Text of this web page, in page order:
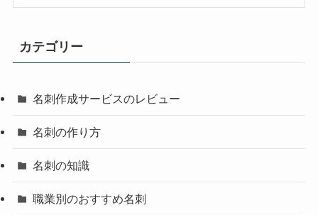
カテゴリー
名刺作成サービスのレビュー
名刺の作り方
名刺の知識
職業別のおすすめ名刺